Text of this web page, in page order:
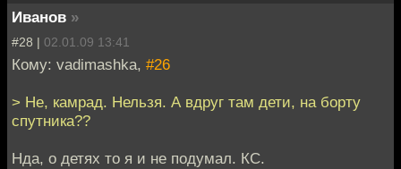
Иванов »
#28 | 02.01.09 13:41
Кому: vadimashka, #26
> Не, камрад. Нельзя. А вдруг там дети, на борту
спутника??
Нда, о детях то я и не подумал. КС.